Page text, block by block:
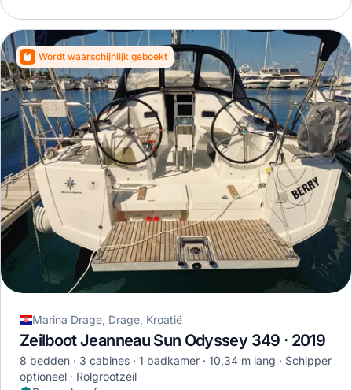
Wordt waarschijnlijk geboekt
Marina Drage, Drage, Kroatië
Zeilboot Jeanneau Sun Odyssey 349 · 2019
8 bedden 3 cabines 1 badkamer 10,34 m lang
Schipper
optioneel
Rolgrootzeil